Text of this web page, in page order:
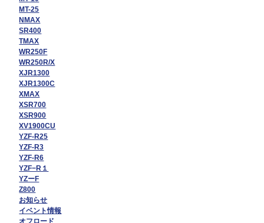
MT-25
NMAX
SR400
TMAX
WR250F
WR250R/X
XJR1300
XJR1300C
XMAX
XSR700
XSR900
XV1900CU
YZF-R25
YZF-R3
YZF-R6
YZF−R１
YZーF
Z800
お知らせ
イベント情報